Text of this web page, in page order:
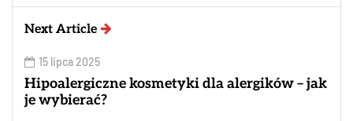
Next Article
15 lipca 2025
Hipoalergiczne kosmetyki dla alergików – jak
je wybierać?